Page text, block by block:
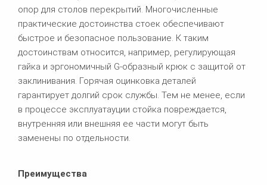
опор для столов перекрытий. Многочисленные
практические достоинства стоек обеспечивают
быстрое и безопасное пользование. К таким
достоинствам относится, например, регулирующая
гайка и эргономичный G-образный крюк с защитой от
заклинивания. Горячая оцинковка деталей
гарантирует долгий срок службы. Тем не менее, если
в процессе эксплуатауции стойка повреждается,
внутренняя или внешняя ее части могут быть
заменены по отдельности.
Преимущества